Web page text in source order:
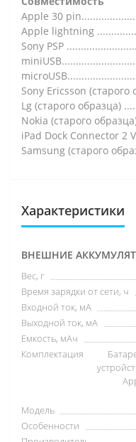
Apple 30
Apple lightning
Sony PSP
Sony Ericsson (старого
Lg (старого образца)
Nokia (старого
iPad Dock Connector 2
Samsung (старого
Характеристики
ВНЕШНИЕ
Вес, г
Время зарядки от сети, ч
Входной ток, мА
Выходной ток, мА
Емкость, мАч
Комплектация
Модель
Особенности